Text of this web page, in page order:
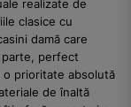
realizate de
clasice cu
damă care
perfect
prioritate absolută
de înaltă